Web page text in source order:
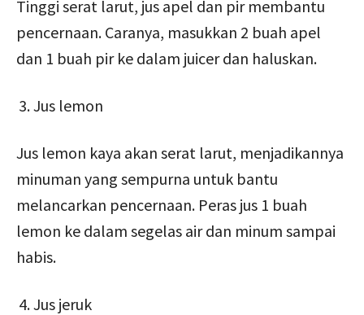
Tinggi serat larut, jus apel dan pir membantu
pencernaan. Caranya, masukkan 2 buah apel
dan 1 buah pir ke dalam juicer dan haluskan.
Jus lemon
Jus lemon kaya akan serat larut, menjadikannya
minuman yang sempurna untuk bantu
melancarkan pencernaan. Peras jus 1 buah
lemon ke dalam segelas air dan minum sampai
habis.
Jus jeruk